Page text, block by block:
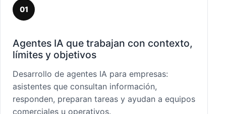
01
Agentes IA que trabajan con contexto,
límites y objetivos
Desarrollo de agentes IA para empresas:
asistentes que consultan información,
responden, preparan tareas y ayudan a equipos
comerciales u operativos.